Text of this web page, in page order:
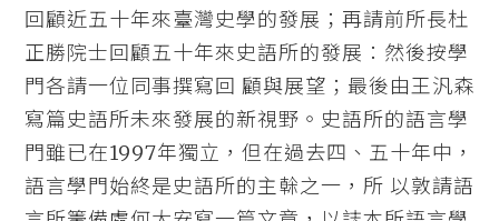
回顧近五十年來臺灣史學的發展；再請前所長杜
正勝院士回顧五十年來史語所的發展：然後按學
門各請一位同事撰寫回 顧與展望；最後由王汎森
寫篇史語所未來發展的新視野。史語所的語言學
門雖已在1997年獨立，但在過去四、五十年中，
語言學門始終是史語所的主榦之一，所 以敦請語